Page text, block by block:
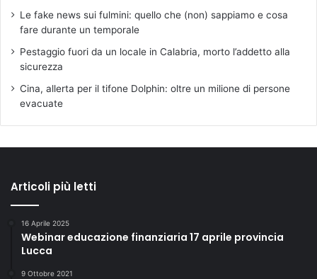
Le fake news sui fulmini: quello che (non) sappiamo e cosa
fare durante un temporale
Pestaggio fuori da un locale in Calabria, morto l’addetto alla
sicurezza
Cina, allerta per il tifone Dolphin: oltre un milione di persone
evacuate
Articoli più letti
16 Aprile 2025
Webinar educazione finanziaria 17 aprile provincia
Lucca
9 Ottobre 2021